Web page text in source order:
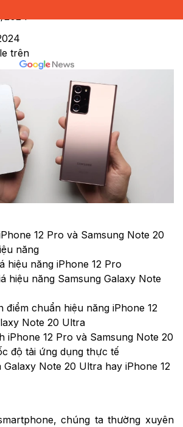
2024
trên
12 Pro và Samsung Note 20
năng
hiệu năng iPhone 12 Pro
hiệu năng Samsung Galaxy Note
điểm chuẩn hiệu năng iPhone 12
Note 20 Ultra
iPhone 12 Pro và Samsung Note 20
độ tải ứng dụng thực tế
Galaxy Note 20 Ultra hay iPhone 12
chúng ta thường xuyên